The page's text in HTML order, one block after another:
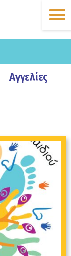
Αγγελίες